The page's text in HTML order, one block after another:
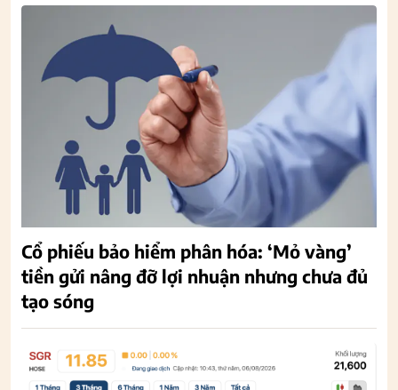
Cổ phiếu bảo hiểm phân hóa: ‘Mỏ vàng’
tiền gửi nâng đỡ lợi nhuận nhưng chưa đủ
tạo sóng